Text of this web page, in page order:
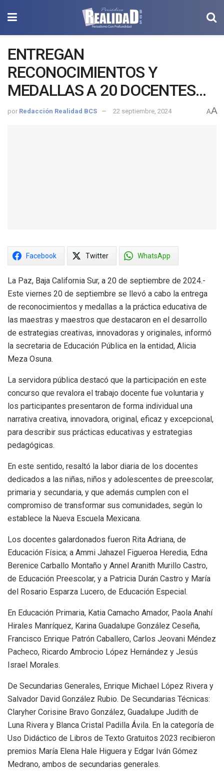
ENTREGAN
RECONOCIMIENTOS Y
MEDALLAS A 20 DOCENTES
DE BCS POR SU PRÁCTICA
por Redacción Realidad BCS 22 septiembre, 2024 AA
Facebook Twitter WhatsApp
La Paz, Baja California Sur, a 20 de septiembre de 2024.-
Este viernes 20 de septiembre se llevó a cabo la entrega
de reconocimientos y medallas a la práctica educativa de
las maestras y maestros que destacaron en el desarrollo
de estrategias creativas, innovadoras y originales, informó
la secretaria de Educación Pública en la entidad, Alicia
Meza Osuna.
La servidora pública destacó que la participación en este
concurso que revalora el trabajo docente fue voluntaria y
los participantes presentaron de forma individual una
narrativa creativa, innovadora, original, eficaz y excepcional,
para describir sus prácticas educativas y estrategias
pedagógicas.
En este sentido, resaltó la labor diaria de los docentes
dedicados a las niñas, niños y adolescentes de preescolar,
primaria y secundaria, y que además cumplen con el
compromiso de transformar sus comunidades, según lo
establece la Nueva Escuela Mexicana.
Los docentes galardonados fueron Rita Adriana, de
Educación Física; a Ammi Jahazel Figueroa Heredia, Edna
Berenice Carballo Montaño y Annel Aranith Murillo Castro,
de Educación Preescolar, y a Patricia Durán Castro y María
del Rosario Esparza Lucero, de Educación Especial.
En Educación Primaria, Katia Camacho Amador, Paola Anahí
Hirales Manríquez, Karina Guadalupe González Ceseña,
Francisco Enrique Patrón Caballero, Carlos Jeovani Méndez
Pacheco, Ricardo Ambrocio López Hernández y Jesús
Israel Morales.
De Secundarias Generales, Enrique Michael López Rivera y
Salvador David González Rubio. De Secundarias Técnicas:
Claryher Corisine Bravo González, Guadalupe Judith de
Luna Rivera y Blanca Cristal Padilla Ávila. En la categoría de
Uso Didáctico de Libros de Texto Gratuitos 2023 recibieron
premios María Elena Hale Higuera y Edgar Iván Gómez
Medrano, ambos de secundarias generales.